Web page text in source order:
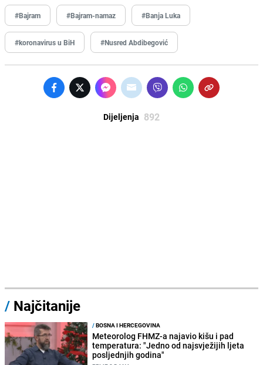
#Bajram #Bajram-namaz #Banja Luka
#koronavirus u BiH #Nusred Abdibegović
Dijeljenja 892
/ Najčitanije
/BOSNA I HERCEGOVINA
Meteorolog FHMZ-a najavio kišu i pad
temperatura: "Jedno od najsvježijih ljeta
posljednjih godina"